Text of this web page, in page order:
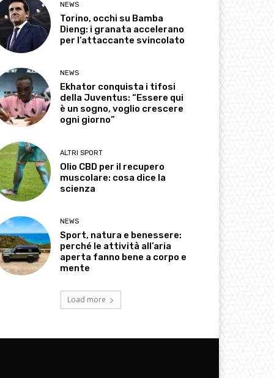
NEWS
Torino, occhi su Bamba
Dieng: i granata accelerano
per l’attaccante svincolato
NEWS
Ekhator conquista i tifosi
della Juventus: “Essere qui
è un sogno, voglio crescere
ogni giorno”
ALTRI SPORT
Olio CBD per il recupero
muscolare: cosa dice la
scienza
NEWS
Sport, natura e benessere:
perché le attività all’aria
aperta fanno bene a corpo e
mente
Load more